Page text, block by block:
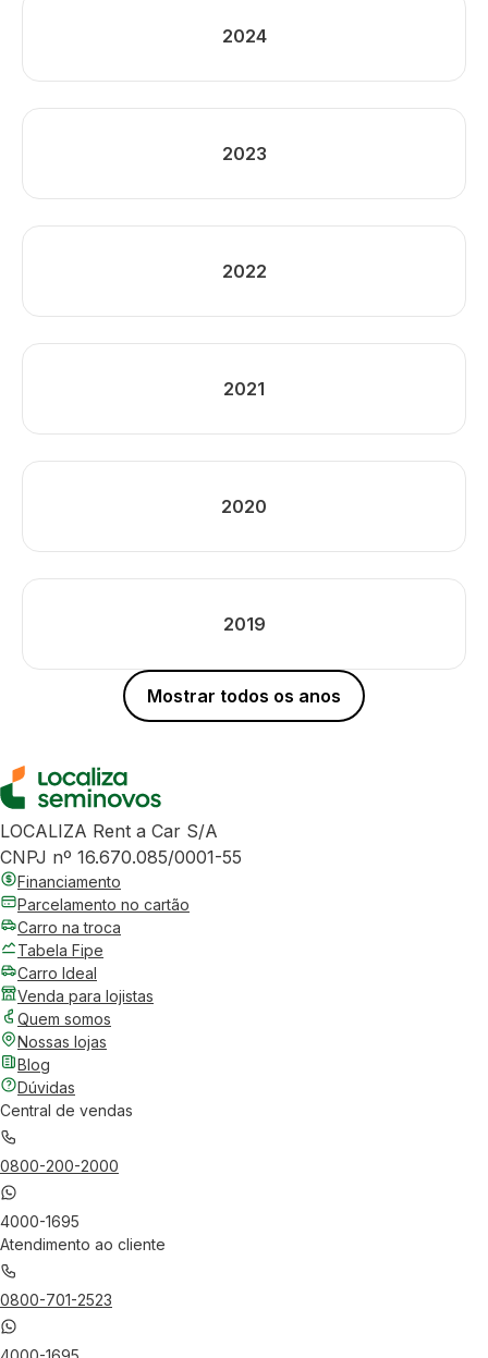
2024
2023
2022
2021
2020
2019
Mostrar todos os anos
LOCALIZA Rent a Car S/A
CNPJ nº 16.670.085/0001-55
Financiamento
Parcelamento no cartão
Carro na troca
Tabela Fipe
Carro Ideal
Venda para lojistas
Quem somos
Nossas lojas
Blog
Dúvidas
Central de vendas
0800-200-2000
4000-1695
Atendimento ao cliente
0800-701-2523